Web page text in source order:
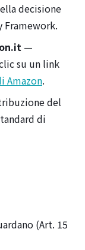
decisione
Framework.
—
su un link
Amazon.
del
di
(Art. 15